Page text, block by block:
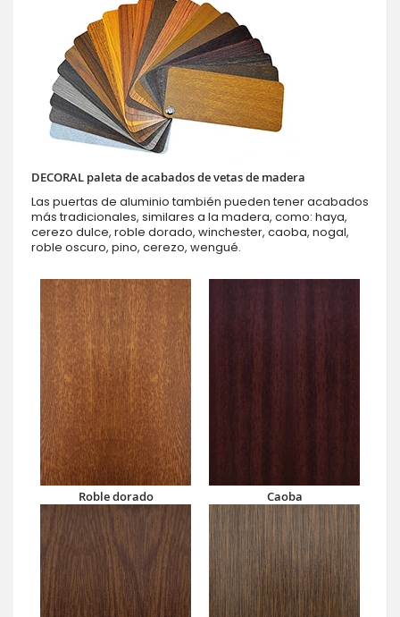
DECORAL paleta de acabados de vetas de madera
Las puertas de aluminio también pueden tener acabados
más tradicionales, similares a la madera, como: haya,
cerezo dulce, roble dorado, winchester, caoba, nogal,
roble oscuro, pino, cerezo, wengué.
Roble dorado Caoba